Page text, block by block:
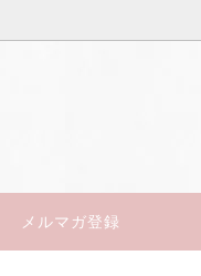
中期メルマガ登録